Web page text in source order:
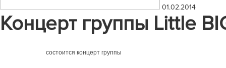
01.02.2014
Концерт группы Little
состоится концерт группы